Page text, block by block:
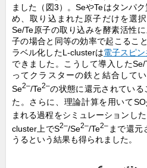
ました（図3）。SeやTeはタンパ
め、取り込まれた原子だけを選
Se/Te原子の取り込みを酵素活性
子の場合と同等の効率で起こるこ
ラベル化したL-clusterは電子スピ
できました。こうして導入したSe/
ってクラスターの鉄と結合して
Se2–/Te2–の状態に還元されている
た。さらに、理論計算を用いてSO
まれる過程をシミュレーションし
cluster上でS2–/Se2–/Te2– まで還元
うるという結果も得られました。